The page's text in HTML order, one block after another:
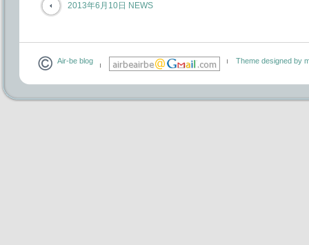
2013年6月10日 NEWS
Air-be blog Theme designed by